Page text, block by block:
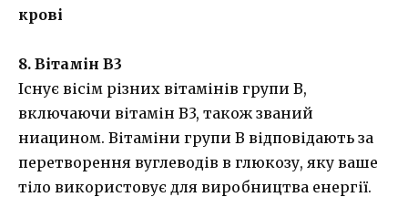
крові
8. Вітамін В3
Існує вісім різних вітамінів групи В,
включаючи вітамін В3, також званий
ниацином. Вітаміни групи B відповідають за
перетворення вуглеводів в глюкозу, яку ваше
тіло використовує для виробництва енергії.